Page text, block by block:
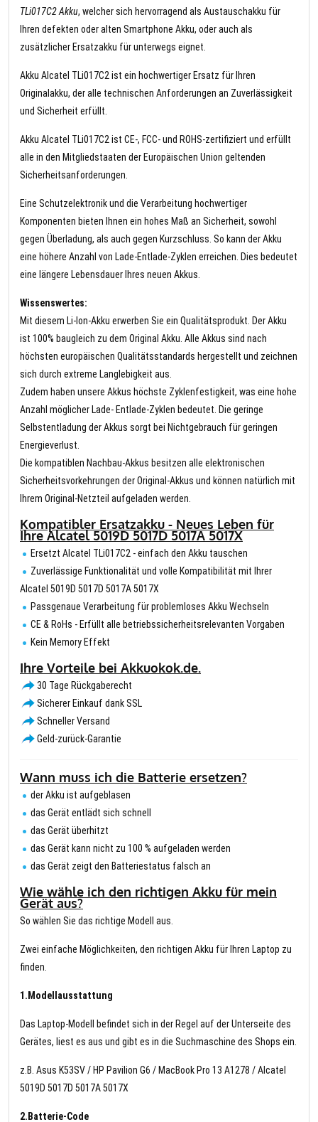
TLi017C2 Akku, welcher sich hervorragend als Austauschakku für
Ihren defekten oder alten Smartphone Akku, oder auch als
zusätzlicher Ersatzakku für unterwegs eignet.
Akku Alcatel TLi017C2 ist ein hochwertiger Ersatz für Ihren
Originalakku, der alle technischen Anforderungen an Zuverlässigkeit
und Sicherheit erfüllt.
Akku Alcatel TLi017C2 ist CE-, FCC- und ROHS-zertifiziert und erfüllt
alle in den Mitgliedstaaten der Europäischen Union geltenden
Sicherheitsanforderungen.
Eine Schutzelektronik und die Verarbeitung hochwertiger
Komponenten bieten Ihnen ein hohes Maß an Sicherheit, sowohl
gegen Überladung, als auch gegen Kurzschluss. So kann der Akku
eine höhere Anzahl von Lade-Entlade-Zyklen erreichen. Dies bedeutet
eine längere Lebensdauer Ihres neuen Akkus.
Wissenswertes:
Mit diesem Li-Ion-Akku erwerben Sie ein Qualitätsprodukt. Der Akku
ist 100% baugleich zu dem Original Akku. Alle Akkus sind nach
höchsten europäischen Qualitätsstandards hergestellt und zeichnen
sich durch extreme Langlebigkeit aus.
Zudem haben unsere Akkus höchste Zyklenfestigkeit, was eine hohe
Anzahl möglicher Lade- Entlade-Zyklen bedeutet. Die geringe
Selbstentladung der Akkus sorgt bei Nichtgebrauch für geringen
Energieverlust.
Die kompatiblen Nachbau-Akkus besitzen alle elektronischen
Sicherheitsvorkehrungen der Original-Akkus und können natürlich mit
Ihrem Original-Netzteil aufgeladen werden.
Kompatibler Ersatzakku - Neues Leben für
Ihre Alcatel 5019D 5017D 5017A 5017X
Ersetzt Alcatel TLi017C2 - einfach den Akku tauschen
Zuverlässige Funktionalität und volle Kompatibilität mit Ihrer
Alcatel 5019D 5017D 5017A 5017X
Passgenaue Verarbeitung für problemloses Akku Wechseln
CE & RoHs - Erfüllt alle betriebssicherheitsrelevanten Vorgaben
Kein Memory Effekt
Ihre Vorteile bei Akkuokok.de.
30 Tage Rückgaberecht
Sicherer Einkauf dank SSL
Schneller Versand
Geld-zurück-Garantie
Wann muss ich die Batterie ersetzen?
der Akku ist aufgeblasen
das Gerät entlädt sich schnell
das Gerät überhitzt
das Gerät kann nicht zu 100 % aufgeladen werden
das Gerät zeigt den Batteriestatus falsch an
Wie wähle ich den richtigen Akku für mein
Gerät aus?
So wählen Sie das richtige Modell aus.
Zwei einfache Möglichkeiten, den richtigen Akku für Ihren Laptop zu
finden.
1.Modellausstattung
Das Laptop-Modell befindet sich in der Regel auf der Unterseite des
Gerätes, liest es aus und gibt es in die Suchmaschine des Shops ein.
z.B. Asus K53SV / HP Pavilion G6 / MacBook Pro 13 A1278 / Alcatel
5019D 5017D 5017A 5017X
2.Batterie-Code